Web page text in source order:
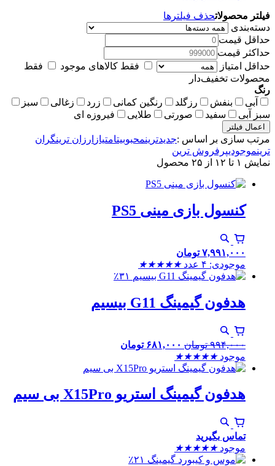
فیلتر محصولاتحذف فیلترها
دسته‌بندی
حداقل قیمت
حداکثر قیمت
حداقل امتیاز
فقط کالاهای موجود
فقط
محصولات تخفیف‌دار
رنگ
آبی
بنفش رزگلد رنگین کمانی زرد زغالی
سبز
سبز آبی
سفید صورتی طلایی فیروزه ای
اعمال فیلتر
مرتب سازی بر اساس :جدیدترینمحبوبیتامتیاز ارزان ترینگران
ترینموجودیپرفروش ترین
نمایش ۱ تا ۱۲ از ۲۵ محصول
کنسول بازی مینی PS5
۷,۹۹۱,۰۰۰ تومان
موجودی: ۴ عدد
★
★
★
★
★
٪۳۱
هدفون گیمینگ G11 بیسیم
۹۹۴,۰۰۰ تومان ۶۸۱,۰۰۰ تومان
موجود ★
★
★
★
★
هدفون گیمینگ استریو X15Pro بی سیم
تماس بگیرید
موجود ★
★
★
★
★
٪۲۱